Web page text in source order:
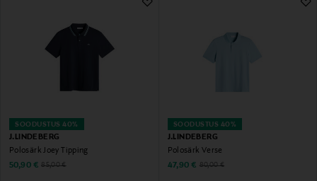
SOODUSTUS 40%
J.LINDEBERG
Polosärk Joey Tipping
Discounted Price
50,90 € Original Price
85,00 €
SOODUSTUS 40%
J.LINDEBERG
Polosärk Verse
Discounted Price
47,90 € Original Price
80,00 €